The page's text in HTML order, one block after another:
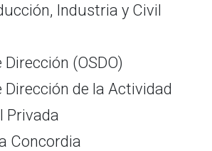
Industria y Civil
(OSDO)
Dirección de la Actividad
Privada
Concordia